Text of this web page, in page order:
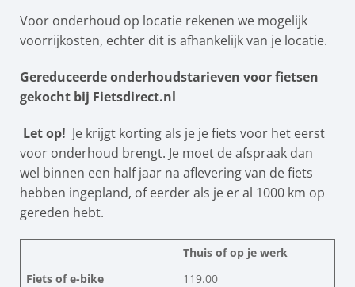
Voor onderhoud op locatie rekenen we mogelijk
voorrijkosten, echter dit is afhankelijk van je locatie.
Gereduceerde onderhoudstarieven voor fietsen
gekocht bij Fietsdirect.nl
Let op! Je krijgt korting als je je fiets voor het eerst
voor onderhoud brengt. Je moet de afspraak dan
wel binnen een half jaar na aflevering van de fiets
hebben ingepland, of eerder als je er al 1000 km op
gereden hebt.
Thuis of op je werk
Fiets of e-bike
119.00